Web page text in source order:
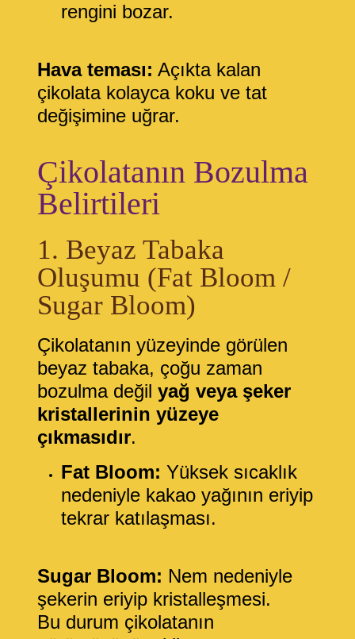
rengini bozar.
Hava teması: Açıkta kalan
çikolata kolayca koku ve tat
değişimine uğrar.
Çikolatanın Bozulma
Belirtileri
1. Beyaz Tabaka
Oluşumu (Fat Bloom /
Sugar Bloom)
Çikolatanın yüzeyinde görülen
beyaz tabaka, çoğu zaman
bozulma değil yağ veya şeker
kristallerinin yüzeye
çıkmasıdır.
Fat Bloom: Yüksek sıcaklık
nedeniyle kakao yağının eriyip
tekrar katılaşması.
Sugar Bloom: Nem nedeniyle
şekerin eriyip kristalleşmesi.
Bu durum çikolatanın